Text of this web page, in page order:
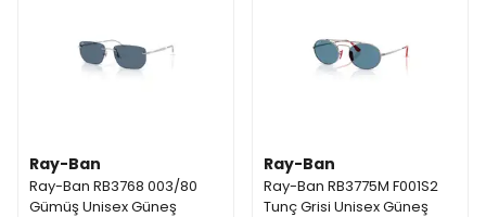
Ray-Ban
Ray-Ban RB3768 003/80
Gümüş Unisex Güneş
Ray-Ban
Ray-Ban RB3775M F001S2
Tunç Grisi Unisex Güneş